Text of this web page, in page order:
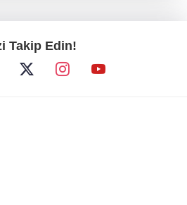
ölümünde gerçek ortaya çıktı!
Takip Edin!